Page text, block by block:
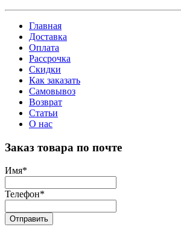
Главная
Доставка
Оплата
Рассрочка
Скидки
Как заказать
Самовывоз
Возврат
Статьи
О нас
Заказ товара по почте
Имя*
Телефон*
Отправить